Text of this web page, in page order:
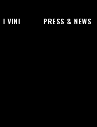
I VINI PRESS & NEWS